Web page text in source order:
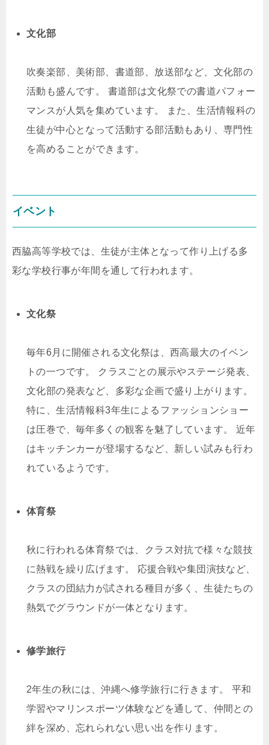
文化部
吹奏楽部、美術部、書道部、放送部など、文化部の
活動も盛んです。 書道部は文化祭での書道パフォー
マンスが人気を集めています。 また、生活情報科の
生徒が中心となって活動する部活動もあり、専門性
を高めることができます。
イベント
西脇高等学校では、生徒が主体となって作り上げる多
彩な学校行事が年間を通して行われます。
文化祭
毎年6月に開催される文化祭は、西高最大のイベン
トの一つです。 クラスごとの展示やステージ発表、
文化部の発表など、多彩な企画で盛り上がります。
特に、生活情報科3年生によるファッションショー
は圧巻で、毎年多くの観客を魅了しています。 近年
はキッチンカーが登場するなど、新しい試みも行わ
れているようです。
体育祭
秋に行われる体育祭では、クラス対抗で様々な競技
に熱戦を繰り広げます。 応援合戦や集団演技など、
クラスの団結力が試される種目が多く、生徒たちの
熱気でグラウンドが一体となります。
修学旅行
2年生の秋には、沖縄へ修学旅行に行きます。 平和
学習やマリンスポーツ体験などを通して、仲間との
絆を深め、忘れられない思い出を作ります。